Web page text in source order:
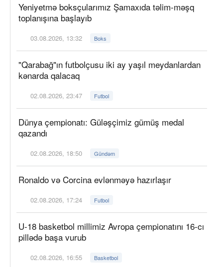
Yeniyetmə boksçularımız Şamaxıda təlim-məşq
toplanışına başlayıb
03.08.2026, 13:32 Boks
"Qarabağ"ın futbolçusu iki ay yaşıl meydanlardan
kənarda qalacaq
02.08.2026, 23:47 Futbol
Dünya çempionatı: Güləşçimiz gümüş medal
qazandı
02.08.2026, 18:50 Gündəm
Ronaldo və Corcina evlənməyə hazırlaşır
02.08.2026, 17:24 Futbol
U-18 basketbol millimiz Avropa çempionatını 16-cı
pillədə başa vurub
02.08.2026, 16:55 Basketbol